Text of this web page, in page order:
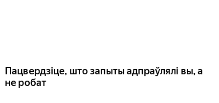
Пацвердзіце, што запыты адпраўлялі вы, а
не робат